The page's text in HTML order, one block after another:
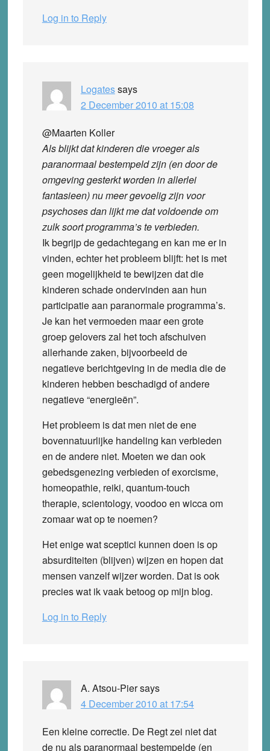
Log in to Reply
Logatessays
2 December 2010 at 15:08
@Maarten Koller
Als blijkt dat kinderen die vroeger als
paranormaal bestempeld zijn (en door de
omgeving gesterkt worden in allerlei
fantasieen) nu meer gevoelig zijn voor
psychoses dan lijkt me dat voldoende om
zulk soort programma’s te verbieden.
Ik begrijp de gedachtegang en kan me er in
vinden, echter het probleem blijft: het is met
geen mogelijkheid te bewijzen dat die
kinderen schade ondervinden aan hun
participatie aan paranormale programma’s.
Je kan het vermoeden maar een grote
groep gelovers zal het toch afschuiven
allerhande zaken, bijvoorbeeld de
negatieve berichtgeving in de media die de
kinderen hebben beschadigd of andere
negatieve “energieën”.
Het probleem is dat men niet de ene
bovennatuurlijke handeling kan verbieden
en de andere niet. Moeten we dan ook
gebedsgenezing verbieden of exorcisme,
homeopathie, reiki, quantum-touch
therapie, scientology, voodoo en wicca om
zomaar wat op te noemen?
Het enige wat sceptici kunnen doen is op
absurditeiten (blijven) wijzen en hopen dat
mensen vanzelf wijzer worden. Dat is ook
precies wat ik vaak betoog op mijn blog.
Log in to Reply
A. Atsou-Piersays
4 December 2010 at 17:54
Een kleine correctie. De Regt zei niet dat
de nu als paranormaal bestempelde (en